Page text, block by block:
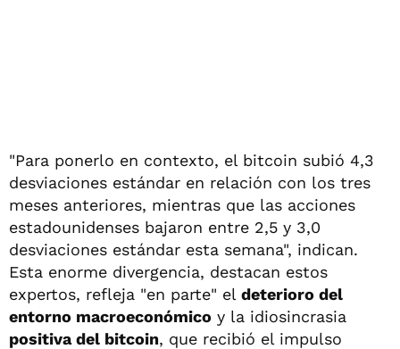
"Para ponerlo en contexto, el bitcoin subió 4,3
desviaciones estándar en relación con los tres
meses anteriores, mientras que las acciones
estadounidenses bajaron entre 2,5 y 3,0
desviaciones estándar esta semana", indican.
Esta enorme divergencia, destacan estos
expertos, refleja "en parte" el deterioro del
entorno macroeconómico y la idiosincrasia
positiva del bitcoin, que recibió el impulso